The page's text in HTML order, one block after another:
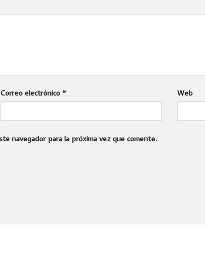
Correo electrónico * Web
navegador para la próxima vez que comente.